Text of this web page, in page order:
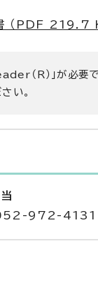
（PDF 219.7
（R）」が必要
い。
052-972-4131